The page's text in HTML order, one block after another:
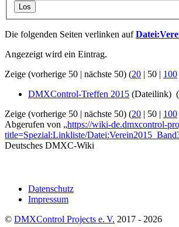
Los
Die folgenden Seiten verlinken auf
Angezeigt wird ein Eintrag.
Zeige (vorherige 50 | nächste 50) (20 | 50 | 100
DMXControl-Treffen 2015 (Dateilink) ‎ (
Zeige (vorherige 50 | nächste 50) (20 | 50 | 100
Abgerufen von „https://wiki-de.dmxcontrol-
title=Spezial:Linkliste/
Deutsches DMXC-Wiki
Datenschutz
Impressum
© DMXControl Projects e. V. 2017 - 2026